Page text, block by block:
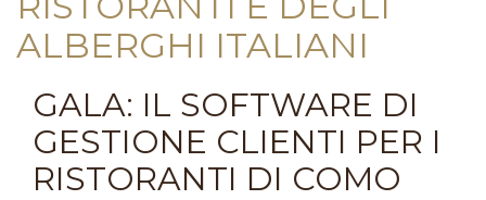
ALBERGHI ITALIANI
GALA: IL SOFTWARE DI
GESTIONE CLIENTI PER I
RISTORANTI DI COMO